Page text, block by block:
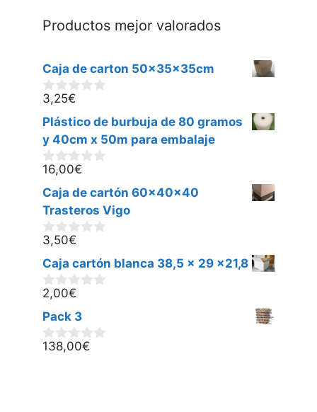
Productos mejor valorados
Caja de carton 50x35x35cm
0
d
e
5
3,25€
Plástico de burbuja de 80 gramos
y 40cm x 50m para embalaje
0
d
e
5
16,00€
Caja de cartón 60x40x40
Trasteros Vigo
0
d
e
5
3,50€
Caja cartón blanca 38,5 x 29 x21,8
0
d
e
5
2,00€
Pack 3
0
138,00€